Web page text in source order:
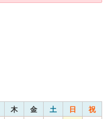
木 金 土 日 祝